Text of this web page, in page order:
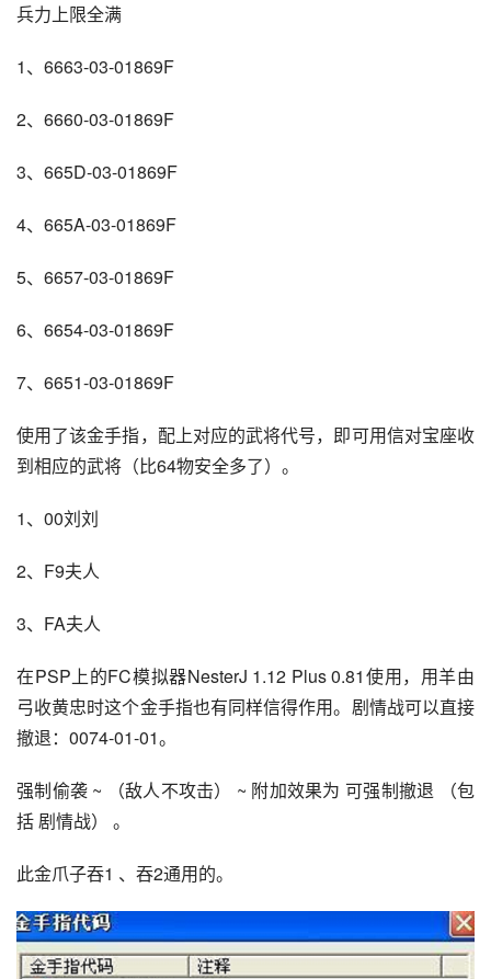
兵力上限全满
1、6663-03-01869F
2、6660-03-01869F
3、665D-03-01869F
4、665A-03-01869F
5、6657-03-01869F
6、6654-03-01869F
7、6651-03-01869F
使用了该金手指，配上对应的武将代号，即可用信对宝座收
到相应的武将（比64物安全多了）。
1、00刘刘
2、F9夫人
3、FA夫人
在PSP上的FC模拟器NesterJ 1.12 Plus 0.81使用，用羊由
弓收黄忠时这个金手指也有同样信得作用。剧情战可以直接
撤退：0074-01-01。
强制偷袭 ~ （敌人不攻击） ~ 附加效果为 可强制撤退 （包
括 剧情战） 。
此金爪子吞1 、吞2通用的。